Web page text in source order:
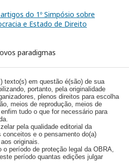
do 1º Simpósio sobre
e Estado de Direito
paradigmas
texto(s) em questão é(são) de sua
portanto, pela originalidade
plenos direitos para escolha
meios de reprodução, meios de
tudo o que for necessário para
pela qualidade editorial da
e o pensamento do(a)
originais.
o período de proteção legal da OBRA,
período quantas edições julgar